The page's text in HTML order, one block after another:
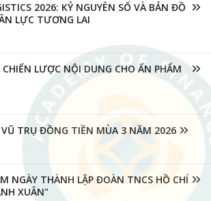
2026: KỶ NGUYÊN SỐ VÀ BẢN ĐỒ
LỰC TƯƠNG LAI
LƯỢC NỘI DUNG CHO ẤN PHẨM
VŨ TRỤ ĐỒNG TIỀN MÙA 3 NĂM 2026
NGÀY THÀNH LẬP ĐOÀN TNCS HỒ CHÍ
XUÂN"